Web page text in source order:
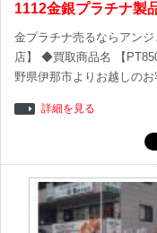
1112金銀プラチナ製
金プラチナ売るならアン
店】 ◆買取商品名 【
野県伊那市よりお越しの
詳細を見る